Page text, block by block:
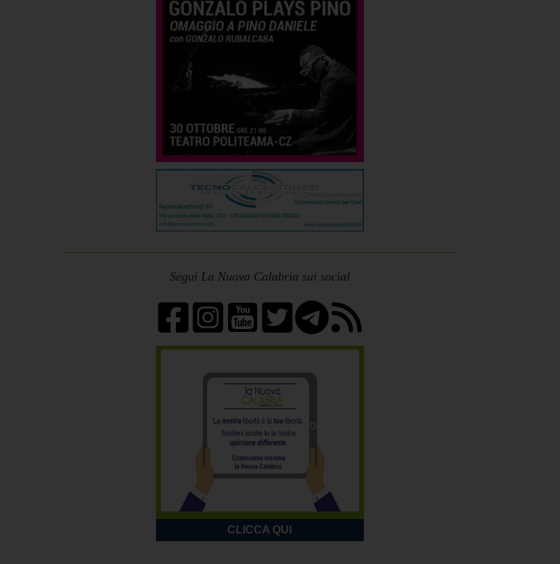
Segui La Nuova Calabria sui social
CLICCA QUI